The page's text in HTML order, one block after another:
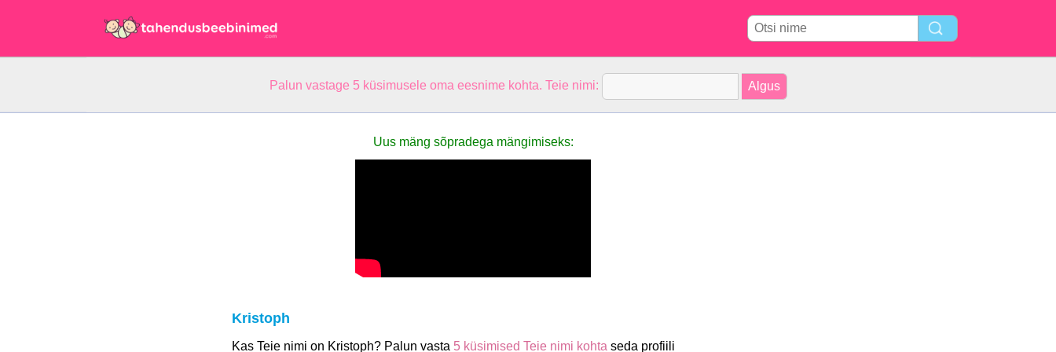
Palun vastage 5 küsimusele oma eesnime kohta. Teie nimi:
Uus mäng sõpradega mängimiseks:
Kristoph
Kas Teie nimi on Kristoph? Palun vasta 5 küsimised Teie nimi kohta seda profiili